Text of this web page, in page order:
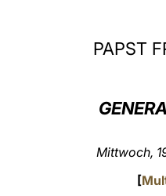
PAPST
Mittwoch,
[